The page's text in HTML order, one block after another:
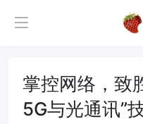
掌控网络，
5G与光通讯”